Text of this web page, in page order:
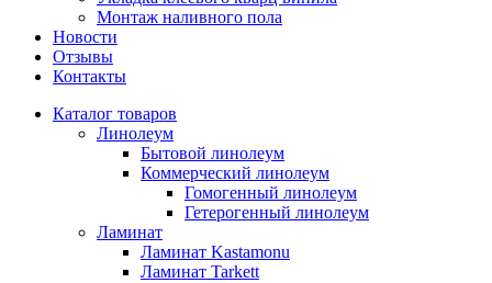
Монтаж наливного пола
Новости
Отзывы
Контакты
Каталог товаров
Линолеум
Бытовой линолеум
Коммерческий линолеум
Гомогенный линолеум
Гетерогенный линолеум
Ламинат
Ламинат Kastamonu
Ламинат Tarkett